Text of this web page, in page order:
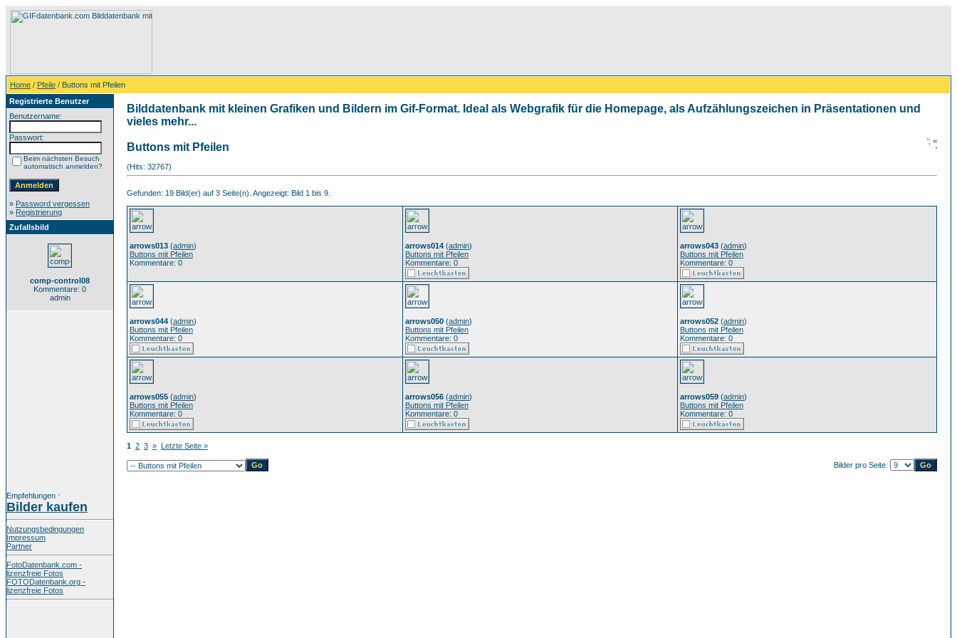
Home / Pfeile / Buttons mit Pfeilen
Registrierte Benutzer
Benutzername:
Passwort:
Beim nächsten Besuch
automatisch anmelden?
» Password vergessen
» Registrierung
Zufallsbild
comp-control08
Kommentare: 0
admin
Empfehlungen *
Bilder kaufen
Nutzungsbedingungen
Impressum
Partner
FotoDatenbank.com -
lizenzfreie Fotos
FOTODatenbank.org -
lizenzfreie Fotos
Bilddatenbank mit kleinen Grafiken und Bildern im Gif-Format. Ideal als Webgrafik für die Homepage, als Aufzählungszeichen in Präsentationen und
vieles mehr...
Buttons mit Pfeilen
'; =
'
(Hits: 32767)
Gefunden: 19 Bild(er) auf 3 Seite(n). Angezeigt: Bild 1 bis 9.
arrows013 (admin)
Buttons mit Pfeilen
Kommentare: 0
arrows014 (admin)
Buttons mit Pfeilen
Kommentare: 0
arrows043 (admin)
Buttons mit Pfeilen
Kommentare: 0
arrows044 (admin)
Buttons mit Pfeilen
Kommentare: 0
arrows050 (admin)
Buttons mit Pfeilen
Kommentare: 0
arrows052 (admin)
Buttons mit Pfeilen
Kommentare: 0
arrows055 (admin)
Buttons mit Pfeilen
Kommentare: 0
arrows056 (admin)
Buttons mit Pfeilen
Kommentare: 0
arrows059 (admin)
Buttons mit Pfeilen
Kommentare: 0
1 2 3 » Letzte Seite »
Bilder pro Seite: